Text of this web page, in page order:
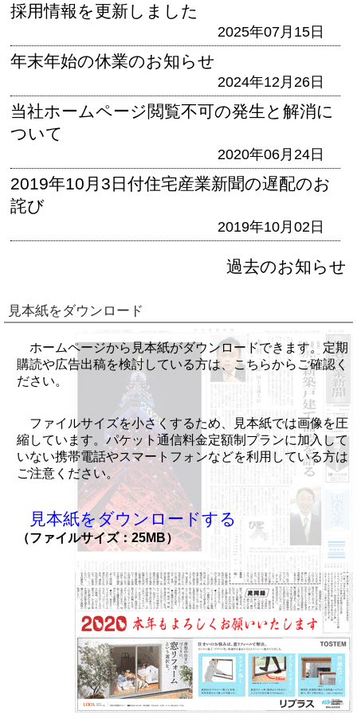
採用情報を更新しました
2025年07月15日
年末年始の休業のお知らせ
2024年12月26日
当社ホームページ閲覧不可の発生と解消に
ついて
2020年06月24日
2019年10月3日付住宅産業新聞の遅配のお
詫び
2019年10月02日
過去のお知らせ
見本紙をダウンロード
ホームページから見本紙がダウンロードできます。定期
購読や広告出稿を検討している方は、こちらからご確認く
ださい。
ファイルサイズを小さくするため、見本紙では画像を圧
縮しています。パケット通信料金定額制プランに加入して
いない携帯電話やスマートフォンなどを利用している方は
ご注意ください。
見本紙をダウンロードする
（ファイルサイズ：25MB）